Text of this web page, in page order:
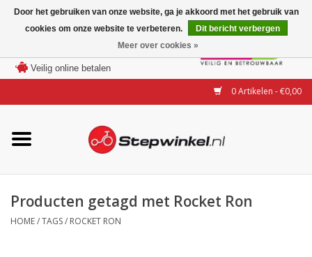
Veilig online betalen
0 Artikelen - €0,00
Merken
Modellen
Accessoires
Steps huren of uitproberen
Producten getagd met Rocket Ron
HOME/TAGS/ ROCKET RON
Door het gebruiken van onze website, ga je akkoord met het gebruik van
cookies om onze website te verbeteren.
Dit bericht verbergen
Meer over cookies »